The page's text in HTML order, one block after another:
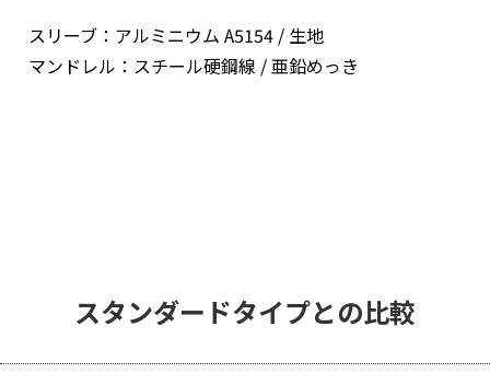
スリーブ：アルミニウム A5154 / 生地
マンドレル：スチール硬鋼線 / 亜鉛めっき
スタンダードタイプとの比較